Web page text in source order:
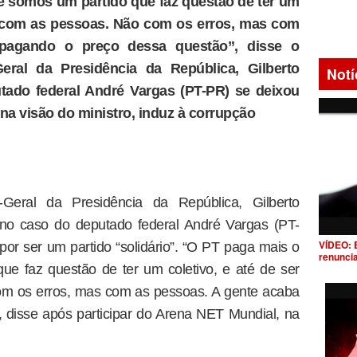
as pessoas. Não com os erros, mas com
o preço dessa questão”, disse o
da Presidência da República, Gilberto
federal André Vargas (PT-PR) se deixou
visão do ministro, induz à corrupção
da Presidência da República, Gilberto
caso do deputado federal André Vargas (PT-
ser um partido “solidário”. “O PT paga mais o
faz questão de ter um coletivo, e até de ser
os erros, mas com as pessoas. A gente acaba
após participar do Arena NET Mundial, na
VÍDEO: